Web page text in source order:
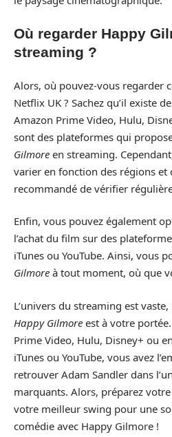
Où regarder Happy
streaming ?
Alors, où pouvez-vous regarder
Netflix UK ? Sachez qu’il existe
Amazon Prime Video, Hulu,
sont des plateformes qui
Gilmore en streaming.
varier en fonction des régions et
recommandé de vérifier
Enfin, vous pouvez également
l’achat du film sur des
iTunes ou YouTube. Ainsi, vous
Gilmore à tout moment, où que
L’univers du streaming est
Happy Gilmore est à votre
Prime Video, Hulu, Disney+ ou
iTunes ou YouTube, vous avez
retrouver Adam Sandler dans
marquants. Alors, préparez
votre meilleur swing pour une
comédie avec Happy Gilmore !